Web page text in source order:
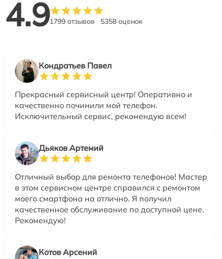
4.91799 отзывов 5358 оценок
Кондратьев Павел
Прекрасный сервисный центр! Оперативно и
качественно починили мой телефон.
Исключительный сервис, рекомендую всем!
Дьяков Артемий
Отличный выбор для ремонта телефонов! Мастер
в этом сервисном центре справился с ремонтом
моего смартфона на отлично. Я получил
качественное обслуживание по доступной цене.
Рекомендую!
Котов Арсений